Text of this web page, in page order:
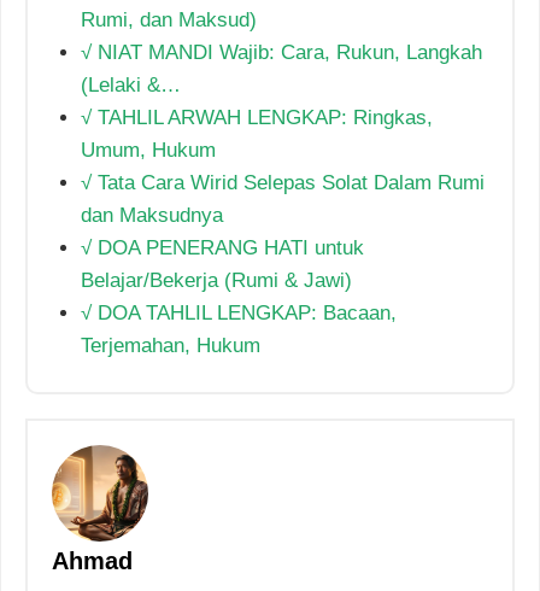
Rumi, dan Maksud)
√ NIAT MANDI Wajib: Cara, Rukun, Langkah
(Lelaki &…
√ TAHLIL ARWAH LENGKAP: Ringkas,
Umum, Hukum
√ Tata Cara Wirid Selepas Solat Dalam Rumi
dan Maksudnya
√ DOA PENERANG HATI untuk
Belajar/Bekerja (Rumi & Jawi)
√ DOA TAHLIL LENGKAP: Bacaan,
Terjemahan, Hukum
Ahmad